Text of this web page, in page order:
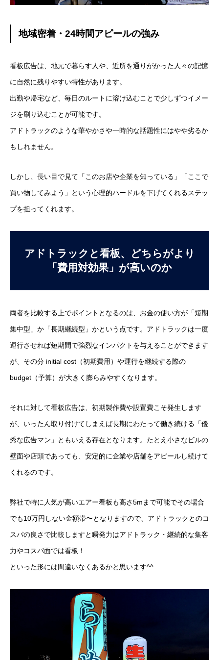
地域密着・24時間アピールの強み
看板広告は、地元で暮らす人や、近所を通りがかった人々の記憶
に自然に残りやすい特性があります。
出勤や帰宅など、毎日のルートに溶け込むことで少しずつイメー
ジを刷り込むことが可能です。
アドトラックのような華やかさや一時的な話題性にはやや劣るか
もしれません。
しかし、長い目で見て「このお店や企業を知っている」「ここで
買い物してみよう」という心理的ハードルを下げてくれるステッ
プを担ってくれます。
アドトラックと看板、どちらがより
「費用対効果」が高いのか
両者を比較する上でポイントとなるのは、お金の使い方が「短期
集中型」か「長期継続型」かという点です。アドトラックは一度
運行させれば短期間で強烈なインパクトを与えることができます
が、その分 initial cost（初期費用）や運行を継続する際の
budget（予算）が大きく膨らみやすくなります。
それに対して看板広告は、初期製作費や設置費こそ発生します
が、いったん取り付けてしまえば長期にわたって働き続ける「優
秀な広告マン」ともいえる存在となります。たとえ小さなビルの
壁面や店頭であっても、安定的に企業や店舗をアピールし続けて
くれるのです。
弊社で特に人気が高いエアー看板も高さ5mまで可能でその場合
でも10万円しない金額帯〜となりますので、アドトラックとのコ
スパの良さで比較しますと瞬発力はアドトラック・継続的な集客
力やコスパ面では看板！
といった形には間違いなくあるかと思います^^